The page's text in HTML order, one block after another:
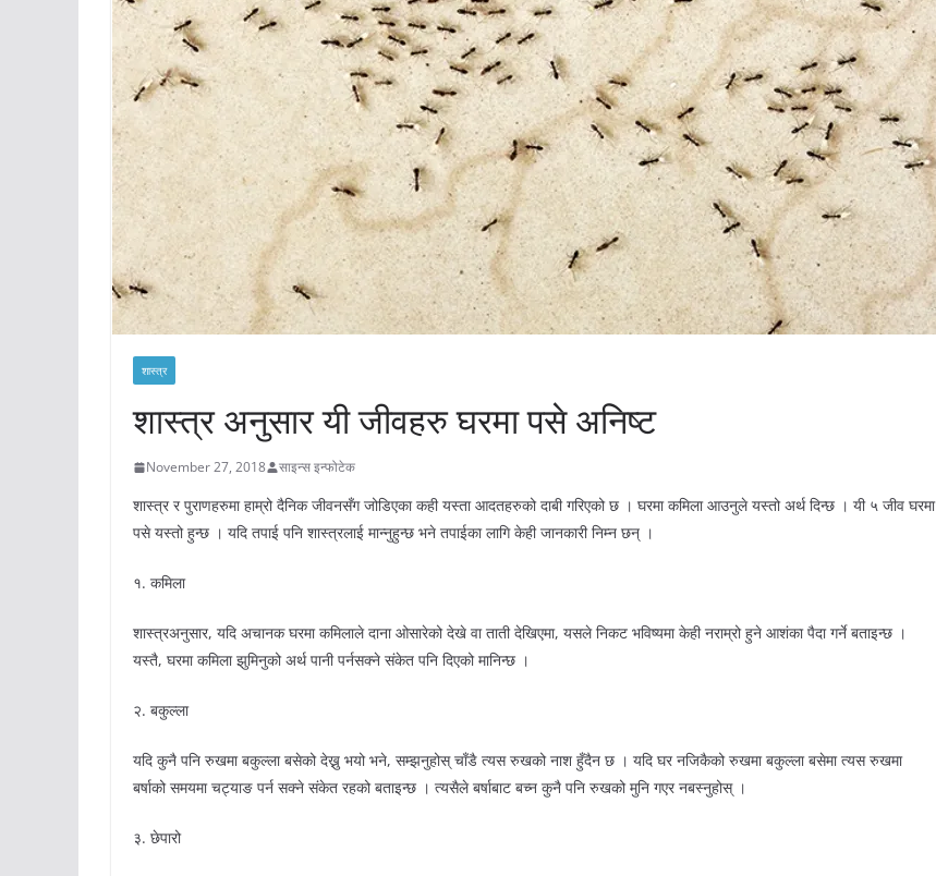
शास्त्र
शास्त्र अनुसार यी जीवहरु घरमा पसे अनिष्ट
November 27, 2018 साइन्स इन्फोटेक
शास्त्र र पुराणहरुमा हाम्रो दैनिक जीवनसँग जोडिएका कही यस्ता आदतहरुको दाबी गरिएको छ । घरमा कमिला आउनुले यस्तो अर्थ दिन्छ । यी ५ जीव घरमा
पसे यस्तो हुन्छ । यदि तपाई पनि शास्त्रलाई मान्नुहुन्छ भने तपाईका लागि केही जानकारी निम्न छन् ।
१. कमिला
शास्त्रअनुसार, यदि अचानक घरमा कमिलाले दाना ओसारेको देखे वा ताती देखिएमा, यसले निकट भविष्यमा केही नराम्रो हुने आशंका पैदा गर्ने बताइन्छ ।
यस्तै, घरमा कमिला झुमिनुको अर्थ पानी पर्नसक्ने संकेत पनि दिएको मानिन्छ ।
२. बकुल्ला
यदि कुनै पनि रुखमा बकुल्ला बसेको देख्नु भयो भने, सम्झनुहोस् चाँडै त्यस रुखको नाश हुँदैन छ । यदि घर नजिकैको रुखमा बकुल्ला बसेमा त्यस रुखमा
बर्षाको समयमा चट्याङ पर्न सक्ने संकेत रहको बताइन्छ । त्यसैले बर्षाबाट बच्न कुनै पनि रुखको मुनि गएर नबस्नुहोस् ।
३. छेपारो